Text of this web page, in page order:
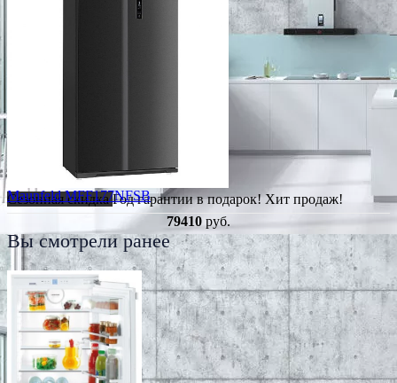
Сезонная скидкаГод гарантии в подарок!Хит продаж!
Maunfeld MFF177NFSB
79410 руб.
Вы смотрели ранее